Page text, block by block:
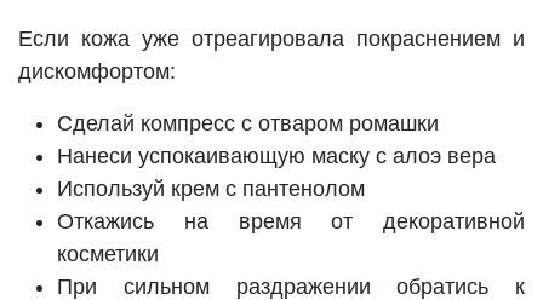
Если кожа уже отреагировала покраснением и
дискомфортом:
Сделай компресс с отваром ромашки
Нанеси успокаивающую маску с алоэ вера
Используй крем с пантенолом
Откажись на время от декоративной
косметики
При сильном раздражении обратись к